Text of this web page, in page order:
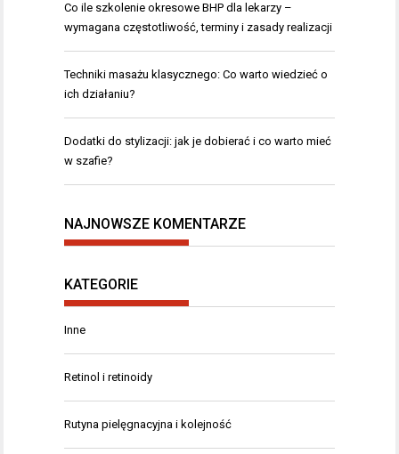
Co ile szkolenie okresowe BHP dla lekarzy –
wymagana częstotliwość, terminy i zasady realizacji
Techniki masażu klasycznego: Co warto wiedzieć o
ich działaniu?
Dodatki do stylizacji: jak je dobierać i co warto mieć
w szafie?
NAJNOWSZE KOMENTARZE
KATEGORIE
Inne
Retinol i retinoidy
Rutyna pielęgnacyjna i kolejność